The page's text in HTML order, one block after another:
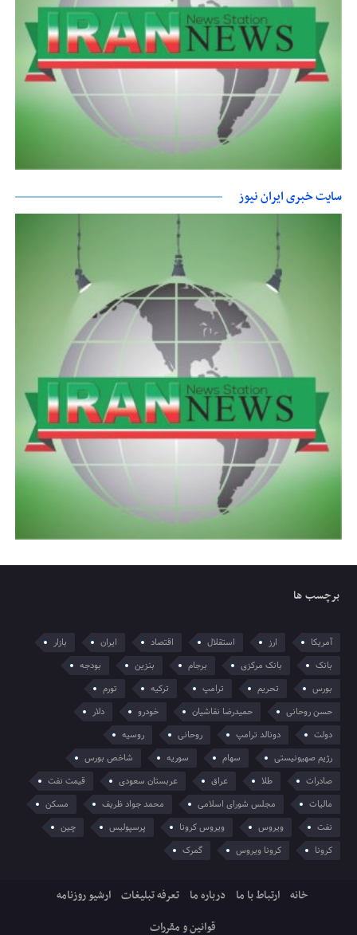
سایت خبری ایران نیوز
برچسب ها
آمریکا ارز استقلال اقتصاد ایران
بازار
بانک
بانک مرکزی برجام بنزین
بودجه
بورس
تحریم ترامپ ترکیه
تورم
حسن روحانی
حمیدرضا نقاشیان خودرو
دلار
دولت
دونالد ترامپ روحانی
روسیه
رژیم صهیونیستی
سهام سوریه
شاخص بورس
صادرات
طلا عراق عربستان سعودی
قیمت نفت
مالیات
مجلس شورای اسلامی محمد جواد ظریف
مسکن
نفت
ویروس ویروس کرونا پرسپولیس
چین
کرونا
کرونا ویروس گمرک
خانه ارتباط با ما درباره ما تعرفه تبلیغات ارشیو روزنامه
قوانین و مقررات